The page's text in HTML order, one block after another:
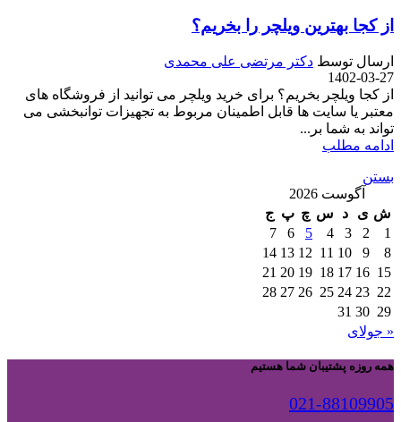
از کجا بهترین ویلچر را بخریم؟
ارسال توسط دکتر مرتضی علی محمدی
1402-03-27
از کجا ویلچر بخریم؟ برای خرید ویلچر می توانید از فروشگاه های
معتبر یا سایت ها قابل اطمینان مربوط به تجهیزات توانبخشی می
تواند به شما بر...
ادامه مطلب
بستن
آگوست 2026
ش ی د س چ پ ج
1
2
3
4
5
6
7
8
9
10
11
12
13
14
15
16
17
18
19
20
21
22
23
24
25
26
27
28
29
30
31
« جولای
همه روزه پشتیبان شما هستیم
021-88109905